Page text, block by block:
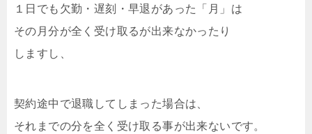
１日でも欠勤・遅刻・早退があった「月」は
その月分が全く受け取るが出来なかったり
しますし、
契約途中で退職してしまった場合は、
それまでの分を全く受け取る事が出来ないです。